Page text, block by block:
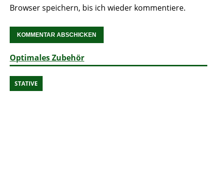
Browser speichern, bis ich wieder kommentiere.
Optimales Zubehör
STATIVE